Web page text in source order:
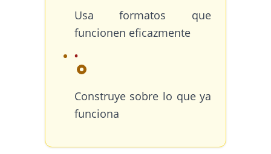
Usa formatos que
funcionen eficazmente
Construye sobre lo que ya
funciona